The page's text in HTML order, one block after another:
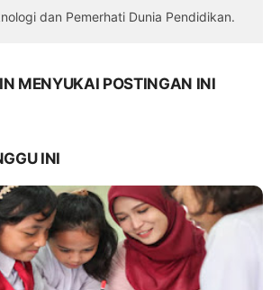
dan Pemerhati Dunia Pendidikan.
MENYUKAI POSTINGAN INI
INI